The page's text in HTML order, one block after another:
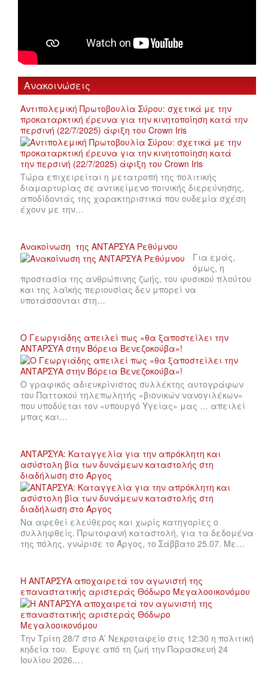
Ανακοινώσεις
Αντιπολεμική Πρωτοβουλία Σύρου: σχετικά με την
προκαταρκτική έρευνα για την κινητοποίηση κατά την
περσινή (22/7/2025) άφιξη του Crown Iris
Τώρα επιχειρείται η μετατροπή της πολιτικής
διαμαρτυρίας σε αντικείμενο ποινικής διερεύνησης,
αποδίδοντάς της χαρακτηριστικά που ουδεμία σχέση
έχουν με την…
Ανακοίνωση της ΑΝΤΑΡΣΥΑ Ρεθύμνου
Για εμάς,
όμως, η
προστασία της ανθρώπινης ζωής, του φυσικού πλούτου
και της λαϊκής περιουσίας δεν μπορεί να
υποτάσσονται στη…
Ο Γεωργιάδης απειλεί πως «θα ξαποστείλει την
ΑΝΤΑΡΣΥΑ στην Βόρεια Βενεζοκούβα»!
Ο γραφικός αδιευκρίνιστος συλλέκτης αυτογράφων
του Παττακού τηλεπωλητής «βιονικών νανογιλέκων»
που υποδύεται τον «υπουργό Υγείας» μας … απειλεί
μπας και…
ΑΝΤΑΡΣΥΑ: Καταγγελία για την απρόκλητη και
ασύστολη βία των δυνάμεων καταστολής στη
διαδήλωση στο Άργος
Να αφεθεί ελεύθερος και χωρίς κατηγορίες ο
συλληφθείς. Πρωτοφανή καταστολή, για τα δεδομένα
της πόλης, γνώρισε το Άργος, το Σάββατο 25.07. Με…
Η ΑΝΤΑΡΣΥΑ αποχαιρετά τον αγωνιστή της
επαναστατικής αριστεράς Θόδωρο Μεγαλοοικονόμου
Την Τρίτη 28/7 στο Α’ Νεκροταφείο στις 12:30 η πολιτική
κηδεία του. Έφυγε από τη ζωή την Παρασκευή 24
Ιουλίου 2026,…